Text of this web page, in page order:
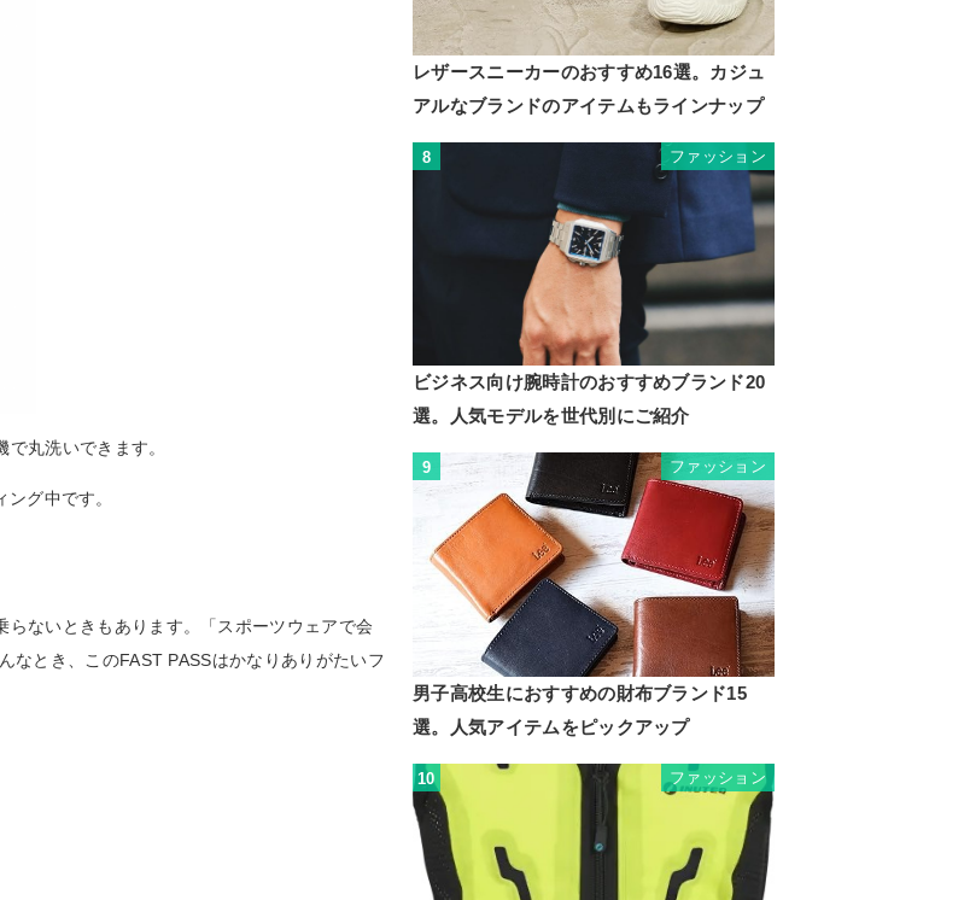
丸洗いできます。
グ中です。
ないときもあります。「スポーツウェアで会
なとき、このFAST PASSはかなりありがたいフ
レザースニーカーのおすすめ16選。カジュ
アルなブランドのアイテムもラインナップ
8 ファッション
ビジネス向け腕時計のおすすめブランド20
選。人気モデルを世代別にご紹介
9 ファッション
男子高校生におすすめの財布ブランド15
選。人気アイテムをピックアップ
10 ファッション